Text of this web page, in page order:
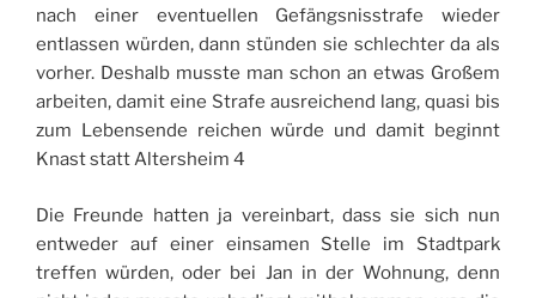
nach einer eventuellen Gefängsnisstrafe wieder
entlassen würden, dann stünden sie schlechter da als
vorher. Deshalb musste man schon an etwas Großem
arbeiten, damit eine Strafe ausreichend lang, quasi bis
zum Lebensende reichen würde und damit beginnt
Knast statt Altersheim 4
Die Freunde hatten ja vereinbart, dass sie sich nun
entweder auf einer einsamen Stelle im Stadtpark
treffen würden, oder bei Jan in der Wohnung, denn